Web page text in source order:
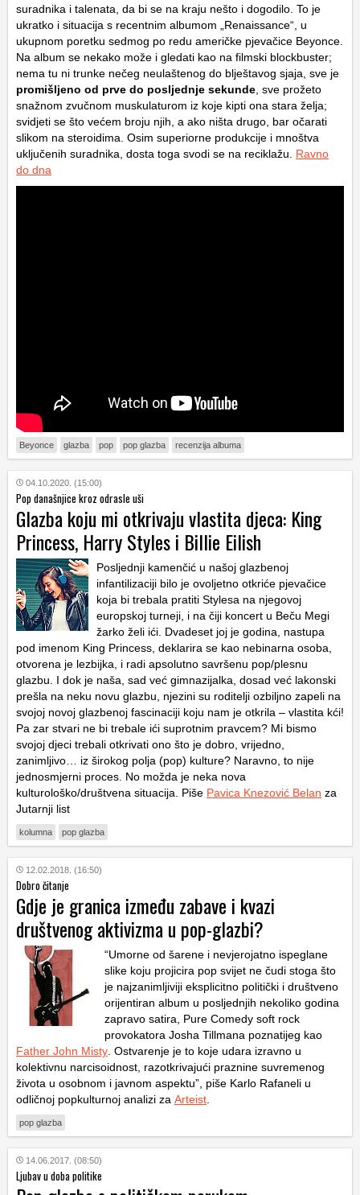
suradnika i talenata, da bi se na kraju nešto i dogodilo. To je
ukratko i situacija s recentnim albumom „Renaissance“, u
ukupnom poretku sedmog po redu američke pjevačice Beyonce.
Na album se nekako može i gledati kao na filmski blockbuster;
nema tu ni trunke nečeg neulaštenog do blještavog sjaja, sve je
promišljeno od prve do posljednje sekunde , sve prožeto
snažnom zvučnom muskulaturom iz koje kipti ona stara želja;
svidjeti se što većem broju njih, a ako ništa drugo, bar očarati
slikom na steroidima. Osim superiorne produkcije i mnoštva
uključenih suradnika, dosta toga svodi se na reciklažu. Ravno
do dna
Beyonce glazba pop pop glazba recenzija albuma
04.10.2020. (15:00)
Pop današnjice kroz odrasle uši
Glazba koju mi otkrivaju vlastita djeca: King
Princess, Harry Styles i Billie Eilish
Posljednji kamenčić u našoj glazbenoj
infantilizaciji bilo je ovoljetno otkriće pjevačice
koja bi trebala pratiti Stylesa na njegovoj
europskoj turneji, i na čiji koncert u Beču Megi
žarko želi ići. Dvadeset joj je godina, nastupa
pod imenom King Princess, deklarira se kao nebinarna osoba,
otvorena je lezbijka, i radi apsolutno savršenu pop/plesnu
glazbu. I dok je naša, sad već gimnazijalka, dosad već lakonski
prešla na neku novu glazbu, njezini su roditelji ozbiljno zapeli na
svojoj novoj glazbenoj fascinaciji koju nam je otkrila – vlastita kći!
Pa zar stvari ne bi trebale ići suprotnim pravcem? Mi bismo
svojoj djeci trebali otkrivati ono što je dobro, vrijedno,
zanimljivo… iz širokog polja (pop) kulture? Naravno, to nije
jednosmjerni proces. No možda je neka nova
kulturološko/društvena situacija. Piše Pavica Knezović Belan za
Jutarnji list
kolumna pop glazba
12.02.2018. (16:50)
Dobro čitanje
Gdje je granica između zabave i kvazi
društvenog aktivizma u pop-glazbi?
“Umorne od šarene i nevjerojatno ispeglane
slike koju projicira pop svijet ne čudi stoga što
je najzanimljiviji eksplicitno politički i društveno
orijentiran album u posljednjih nekoliko godina
zapravo satira, Pure Comedy soft rock
provokatora Josha Tillmana poznatijeg kao
Father John Misty . Ostvarenje je to koje udara izravno u
kolektivnu narcisoidnost, razotkrivajući praznine suvremenog
života u osobnom i javnom aspektu”, piše Karlo Rafaneli u
odličnoj popkulturnoj analizi za Arteist
pop glazba
14.06.2017. (08:50)
Ljubav u doba politike